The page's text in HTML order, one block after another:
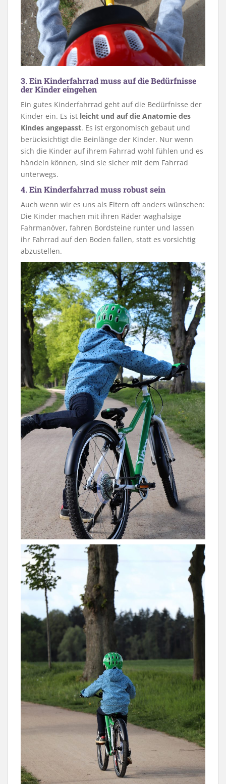
3. Ein Kinderfahrrad muss auf die Bedürfnisse
der Kinder eingehen
Ein gutes Kinderfahrrad geht auf die Bedürfnisse der
Kinder ein. Es ist leicht und auf die Anatomie des
Kindes angepasst. Es ist ergonomisch gebaut und
berücksichtigt die Beinlänge der Kinder. Nur wenn
sich die Kinder auf ihrem Fahrrad wohl fühlen und es
händeln können, sind sie sicher mit dem Fahrrad
unterwegs.
4. Ein Kinderfahrrad muss robust sein
Auch wenn wir es uns als Eltern oft anders wünschen:
Die Kinder machen mit ihren Räder waghalsige
Fahrmanöver, fahren Bordsteine runter und lassen
ihr Fahrrad auf den Boden fallen, statt es vorsichtig
abzustellen.